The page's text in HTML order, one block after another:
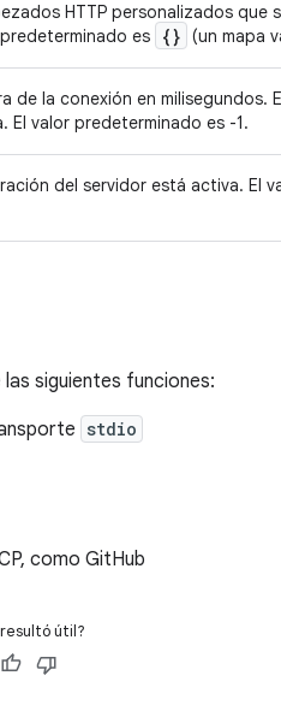
HTTP personalizados que
es
{} (un mapa
de la conexión en milisegundos.
El valor predeterminado es -1.
del servidor está activa. El
siguientes funciones:
stdio
como GitHub
resultó útil?